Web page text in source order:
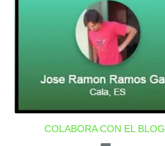
COLABORA CON EL BLOG